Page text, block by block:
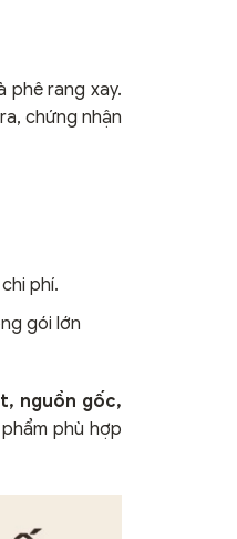
phê rang xay.
chứng nhận
phí.
gói lớn
nguồn gốc,
phù hợp